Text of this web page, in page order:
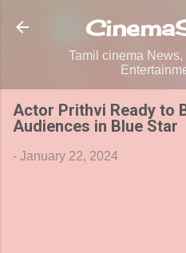
Skip to
Tamil cinema
Actor Prithvi Ready to
Audiences in Blue Star
- January 22, 2024